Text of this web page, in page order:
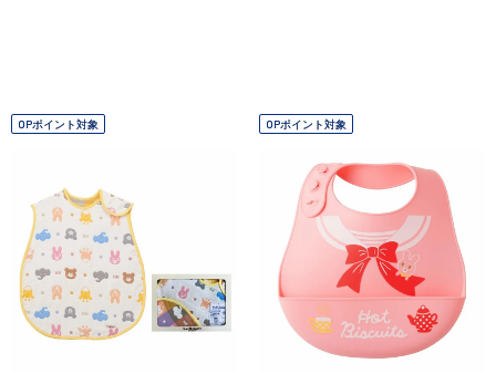
OPポイント対象 OPポイント対象